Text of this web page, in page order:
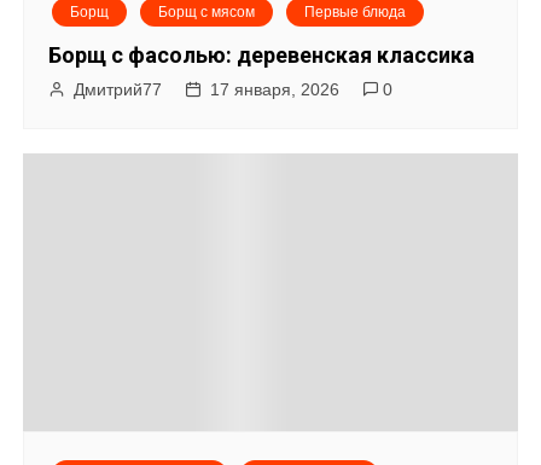
Борщ Борщ с мясом Первые блюда
Борщ с фасолью: деревенская классика
Дмитрий77 17 января, 2026 0